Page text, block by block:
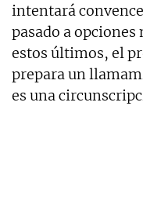
intentará
pasado a opciones
estos últimos, el
prepara un
es una